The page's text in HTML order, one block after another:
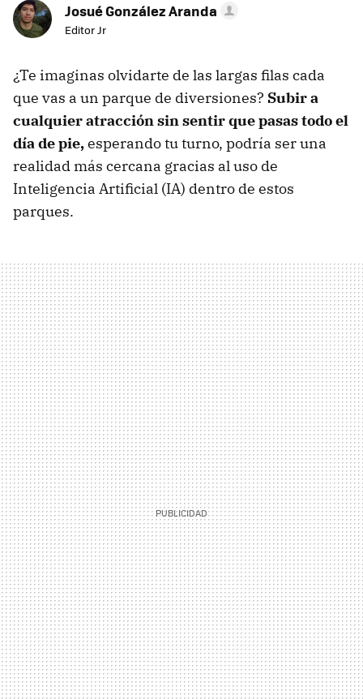
Josué González Aranda
Editor Jr
¿Te imaginas olvidarte de las largas filas cada
que vas a un parque de diversiones? Subir a
cualquier atracción sin sentir que pasas todo el
día de pie,esperando tu turno, podría ser una
realidad más cercana gracias al uso de
Inteligencia Artificial (IA) dentro de estos
parques.